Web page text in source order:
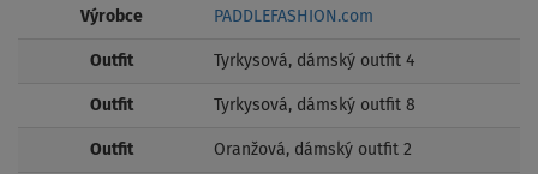
Výrobce PADDLEFASHION.com
Outfit Tyrkysová, dámský outfit 4
Outfit Tyrkysová, dámský outfit 8
Outfit Oranžová, dámský outfit 2